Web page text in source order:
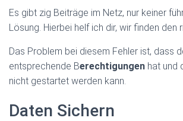
Es gibt zig Beiträge im Netz, nur keiner
Lösung. Hierbei helf ich dir, wir finden den
Das Problem bei diesem Fehler ist, dass
entsprechende Berechtigungen hat und
nicht gestartet werden kann.
Daten Sichern